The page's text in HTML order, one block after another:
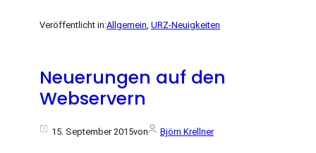
Veröffentlicht in:Allgemein URZ-Neuigkeiten
Neuerungen auf den
Webservern
15. September 2015von Björn Krellner